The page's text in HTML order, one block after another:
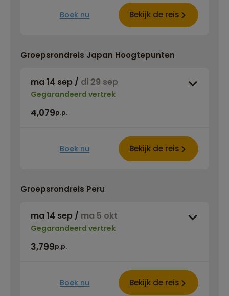
Boek nu Bekijk de reis
Groepsrondreis Japan Hoogtepunten
ma 14 sep / di 29 sep
Gegarandeerd vertrek
4,079p.p.
Boek nu Bekijk de reis
Groepsrondreis Peru
ma 14 sep / ma 5 okt
Gegarandeerd vertrek
3,799p.p.
Boek nu Bekijk de reis